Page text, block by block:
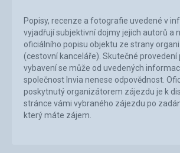
Popisy, recenze a fotografie uvedené v
vyjadřují subjektivní dojmy jejich autorů a
oficiálního popisu objektu ze strany
(cestovní kanceláře). Skutečné provedení
vybavení se může od uvedených
společnost Invia nenese odpovědnost.
poskytnutý organizátorem zájezdu je k
stránce vámi vybraného zájezdu po
který máte zájem.